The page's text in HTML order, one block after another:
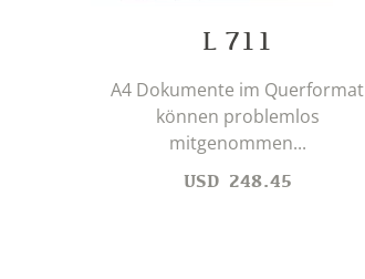
L 711
A4 Dokumente im Querformat
können problemlos
mitgenommen...
USD 248.45